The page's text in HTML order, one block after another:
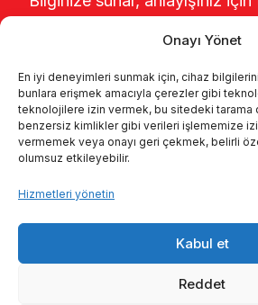
Onayı Yönet
En iyi deneyimleri sunmak için, cihaz
bunlara erişmek amacıyla çerezler gibi
teknolojilere izin vermek, bu sitedeki tarama
benzersiz kimlikler gibi verileri işlememize
vermemek veya onayı geri çekmek, belirli
olumsuz etkileyebilir.
Hizmetleri yönetin
Kabul et
Reddet
Kalite politikamız